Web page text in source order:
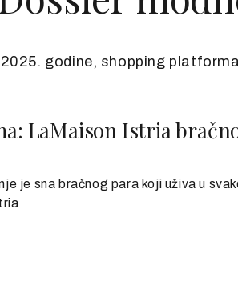
godine, shopping
LaMaison Istria
je sna bračnog para koji uživa u